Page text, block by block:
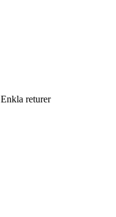
Enkla returer